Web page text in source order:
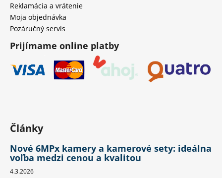
Reklamácia a vrátenie
Moja objednávka
Pozáručný servis
Prijímame online platby
Články
Nové 6MPx kamery a kamerové sety: ideálna
voľba medzi cenou a kvalitou
4.3.2026